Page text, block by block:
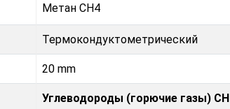
Метан CH4
Термокондуктометрический
20 mm
Углеводороды (горючие газы) CH